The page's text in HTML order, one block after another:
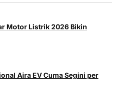
Motor Listrik 2026 Bikin
Aira EV Cuma Segini per